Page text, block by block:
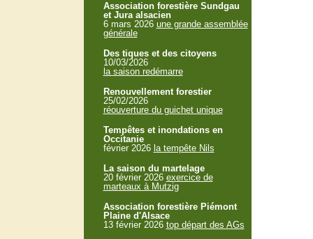
Association forestière Sundgau
et Jura alsacien
6 mars 2026 une grande assemblée
générale
Des tiques et des citoyens
10/03/2026
la saison redémarre
Renouvellement forestier
25/02/2026
réouverture du guichet unique
Tempêtes et inondations en
Occitanie
février 2026 la tempête Nils
La saison du martelage
20 février 2026 exercice de
marteaux à Mutzig
Association forestière Piémont
Plaine d'Alsace
13 février 2026 top départ des AGs